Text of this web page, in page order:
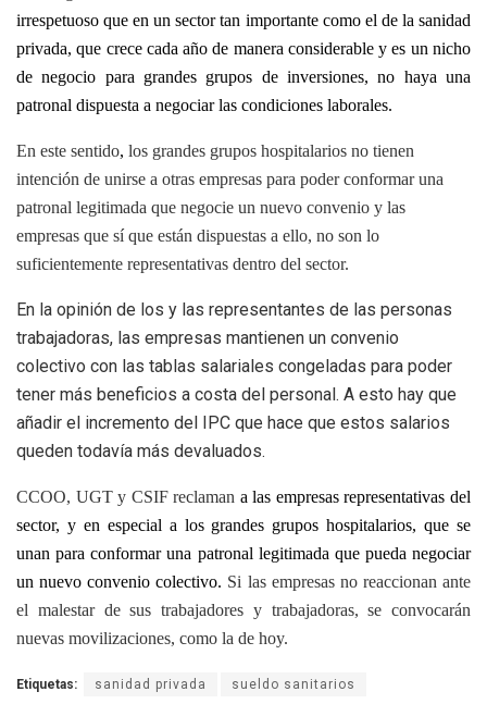
irrespetuoso que en un sector tan importante como el de la sanidad
privada, que crece cada año de manera considerable y es un nicho
de negocio para grandes grupos de inversiones, no haya una
patronal dispuesta a negociar las condiciones laborales.
En este sentido, los grandes grupos hospitalarios no tienen
intención de unirse a otras empresas para poder conformar una
patronal legitimada que negocie un nuevo convenio y las
empresas que sí que están dispuestas a ello, no son lo
suficientemente representativas dentro del sector.
En la opinión de los y las representantes de las personas
trabajadoras, las empresas mantienen un convenio
colectivo con las tablas salariales congeladas para poder
tener más beneficios a costa del personal. A esto hay que
añadir el incremento del IPC que hace que estos salarios
queden todavía más devaluados.
CCOO, UGT y CSIF reclaman a las empresas representativas del
sector, y en especial a los grandes grupos hospitalarios, que se
unan para conformar una patronal legitimada que pueda negociar
un nuevo convenio colectivo. Si las empresas no reaccionan ante
el malestar de sus trabajadores y trabajadoras, se convocarán
nuevas movilizaciones, como la de hoy.
Etiquetas: sanidad privada sueldo sanitarios